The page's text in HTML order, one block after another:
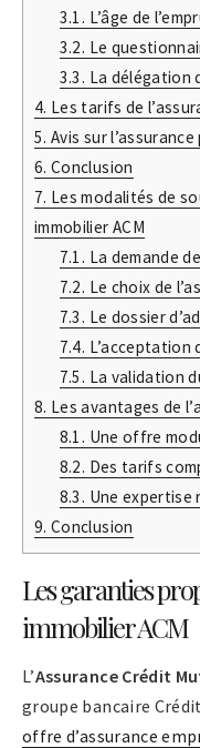
3.1. L’âge de
3.2. Le
3.3. La délégation
4. Les tarifs de
5. Avis sur
6. Conclusion
7. Les modalités de
immobilier ACM
7.1. La demande
7.2. Le choix de
7.3. Le dossier
7.4. L’acceptation
7.5. La validation
8. Les avantages de
8.1. Une offre
8.2. Des tarifs
8.3. Une expertise
9. Conclusion
Les garanties
immobilier ACM
L’Assurance Crédit
groupe bancaire
offre d’assurance